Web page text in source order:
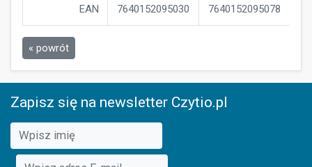
EAN 7640152095030 7640152095078
« powrót
Zapisz się na newsletter Czytio.pl